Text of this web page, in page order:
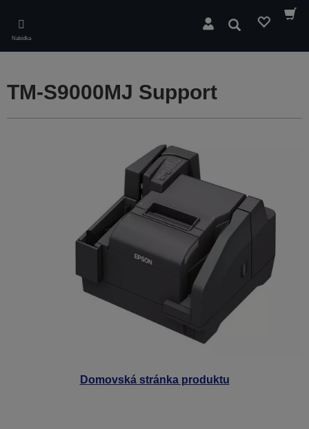
main
content
Nabídka
Hledat
Domovská stránka produktu
TM-S9000MJ Support